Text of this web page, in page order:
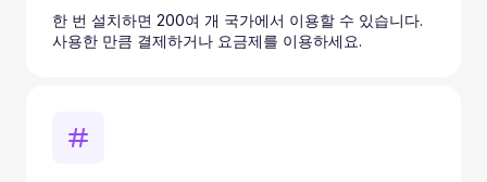
한 번 설치하면 200여 개 국가에서 이용할 수 있습니다.
사용한 만큼 결제하거나 요금제를 이용하세요.